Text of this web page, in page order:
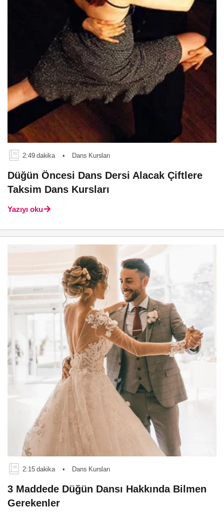
2:49 dakika • Dans Kursları
Düğün Öncesi Dans Dersi Alacak Çiftlere
Taksim Dans Kursları
Yazıyı oku
2:15 dakika • Dans Kursları
3 Maddede Düğün Dansı Hakkında Bilmen
Gerekenler